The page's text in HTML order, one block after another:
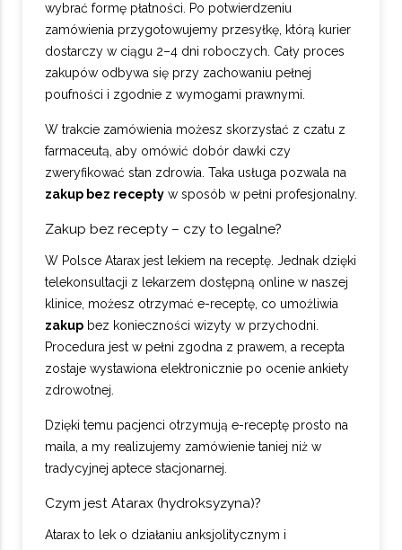
wybrać formę płatności. Po potwierdzeniu
zamówienia przygotowujemy przesyłkę, którą kurier
dostarczy w ciągu 2–4 dni roboczych. Cały proces
zakupów odbywa się przy zachowaniu pełnej
poufności i zgodnie z wymogami prawnymi.
W trakcie zamówienia możesz skorzystać z czatu z
farmaceutą, aby omówić dobór dawki czy
zweryfikować stan zdrowia. Taka usługa pozwala na
zakup bez recepty w sposób w pełni profesjonalny.
Zakup bez recepty – czy to legalne?
W Polsce Atarax jest lekiem na receptę. Jednak dzięki
telekonsultacji z lekarzem dostępną online w naszej
klinice, możesz otrzymać e-receptę, co umożliwia
zakup bez konieczności wizyty w przychodni.
Procedura jest w pełni zgodna z prawem, a recepta
zostaje wystawiona elektronicznie po ocenie ankiety
zdrowotnej.
Dzięki temu pacjenci otrzymują e-receptę prosto na
maila, a my realizujemy zamówienie taniej niż w
tradycyjnej aptece stacjonarnej.
Czym jest Atarax (hydroksyzyna)?
Atarax to lek o działaniu anksjolitycznym i